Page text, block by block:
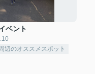
ベント
辺のオススメスポット